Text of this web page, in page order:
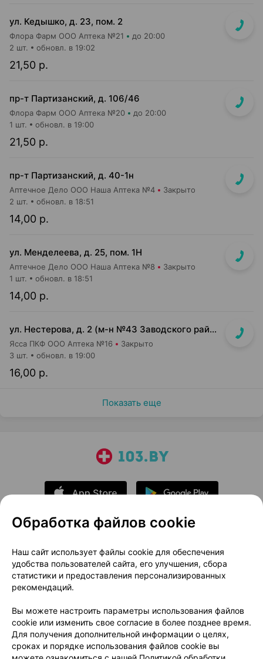
ул. Кедышко, д. 23, пом. 2
Флора Фарм ООО Аптека №21 до 20:00
21,50 р.
2 шт. обновл. в 19:02
пр-т Партизанский, д. 106/46
Флора Фарм ООО Аптека №20 до 20:00
21,50 р.
1 шт. обновл. в 19:00
пр-т Партизанский, д. 40-1н
Аптечное Дело ООО Наша Аптека №4 Закрыто
14,00 р.
2 шт. обновл. в 18:51
ул. Менделеева, д. 25, пом. 1Н
Аптечное Дело ООО Наша Аптека №8 Закрыто
14,00 р.
1 шт. обновл. в 18:51
ул. Нестерова, д. 2 (м-н №43 Заводского райпищеторга)
Ясса ПКФ ООО Аптека №16 Закрыто
16,00 р.
3 шт. обновл. в 19:00
Показать еще
О проекте
Новости проекта
Размещение рекламы
Медицинский маркетинг
Публичный договор
Доставка
Способы оплаты
Вакансии
Партнеры
Написать руководителю 103.by
Написать в поддержку
Обработка файлов cookie
Наш сайт использует файлы cookie для обеспечения
удобства пользователей сайта, его улучшения, сбора
статистики и предоставления персонализированных
рекомендаций.
Вы можете настроить параметры использования файлов
cookie или изменить свое согласие в более позднее время.
Для получения дополнительной информации о целях,
сроках и порядке использования файлов cookie вы